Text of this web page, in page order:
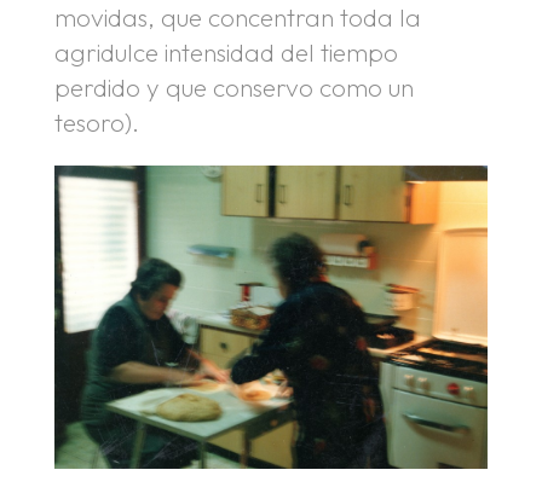
movidas, que concentran toda la
agridulce intensidad del tiempo
perdido y que conservo como un
tesoro).